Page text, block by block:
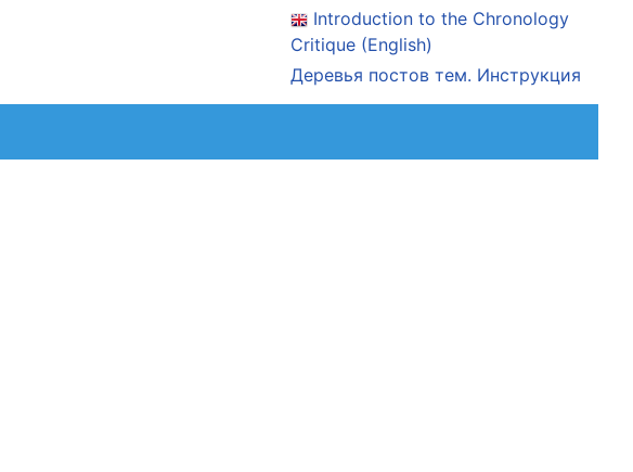
Introduction to the Chronology
Critique (English)
Деревья постов тем. Инструкция